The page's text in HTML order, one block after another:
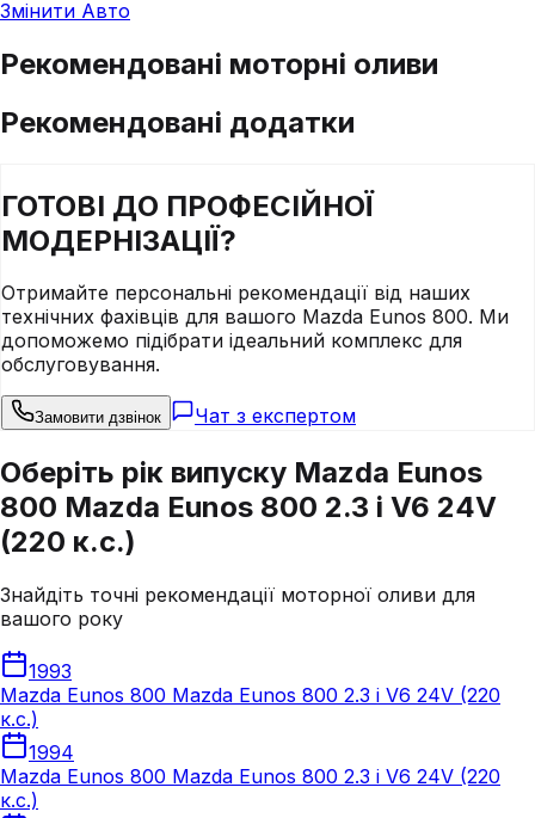
Змінити Авто
Рекомендовані моторні оливи
Рекомендовані додатки
ГОТОВІ ДО ПРОФЕСІЙНОЇ
МОДЕРНІЗАЦІЇ?
Отримайте персональні рекомендації від наших
технічних фахівців для вашого Mazda Eunos 800. Ми
допоможемо підібрати ідеальний комплекс для
обслуговування.
Замовити дзвінок Чат з експертом
Оберіть рік випуску Mazda Eunos
800 Mazda Eunos 800 2.3 i V6 24V
(220 к.с.)
Знайдіть точні рекомендації моторної оливи для
вашого року
1993
Mazda Eunos 800 Mazda Eunos 800 2.3 i V6 24V (220
к.с.)
1994
Mazda Eunos 800 Mazda Eunos 800 2.3 i V6 24V (220
к.с.)